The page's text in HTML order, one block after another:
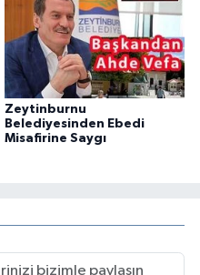
Zeytinburnu
Belediyesinden Ebedi
Misafirine Saygı